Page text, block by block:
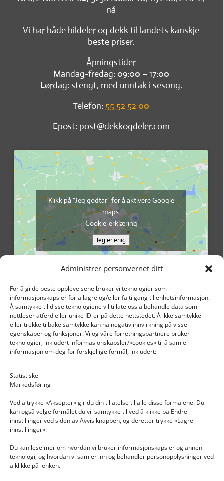
Administrer personvernet ditt
For å gi de beste opplevelsene bruker vi teknologier som
informasjonskapsler for å lagre og/eller få tilgang til enhetsinformasjon.
Å samtykke til disse teknologiene vil tillate oss å behandle data som
nettleser atferd eller unike ID-er på dette nettstedet. Å ikke samtykke
eller trekke tilbake samtykke kan ha negativ innvirkning på visse
egenskaper og funksjoner. Vi og våre forretningspartnere bruker
teknologier, inkludert informasjonskapsler/«cookies» til å samle
informasjon om deg for forskjellige formål, inkludert:
Statistiske
Markedsføring
Ved å trykke «Aksepter» gir du din tillatelse til alle disse formålene. Du
kan også velge formålet du vil samtykke til ved å klikke på Endre
innstillinger ved siden av Avvis knappen, og deretter trykke «Lagre
innstillinger».
Du kan lese mer om hvordan vi bruker informasjonskapsler og annen
teknologi, og hvordan vi samler inn og behandler personopplysninger ved
å klikke på lenken.
nå
Vi har både bildeler og dekk til landets kanskje
beste priser.
Åpningstider
Mandag-fredag: 09:00 – 17:00
Lørdag: stengt, med unntak i sesong.
Telefon: 55 52 52 00
Epost: post@dekkogdeler.com
Klikk på "Jeg godtar" for å aktivere Google
maps
Cookie-erklæring
Jeg er enig
INFORMASJON